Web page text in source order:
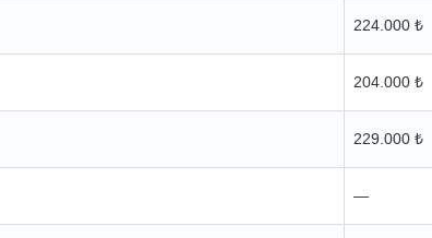
224.000 ₺
204.000 ₺
229.000 ₺
—